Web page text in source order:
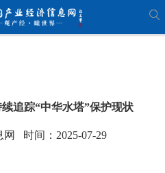
追踪“中华水塔”保护现状
网 时间：2025-07-29